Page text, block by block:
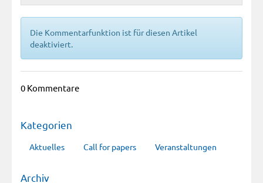
Die Kommentarfunktion ist für diesen Artikel
deaktiviert.
0 Kommentare
Kategorien
Aktuelles Call for papers Veranstaltungen
Archiv